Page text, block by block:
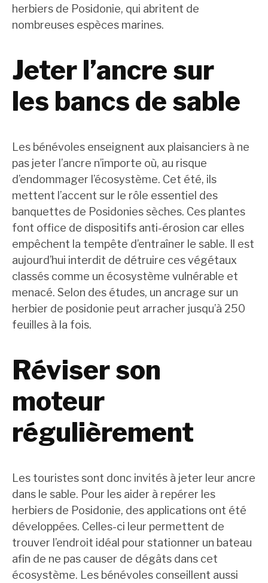
herbiers de Posidonie, qui abritent de
nombreuses espèces marines.
Jeter l’ancre sur
les bancs de sable
Les bénévoles enseignent aux plaisanciers à ne
pas jeter l’ancre n’importe où, au risque
d’endommager l’écosystème. Cet été, ils
mettent l’accent sur le rôle essentiel des
banquettes de Posidonies sèches. Ces plantes
font office de dispositifs anti-érosion car elles
empêchent la tempête d’entraîner le sable. Il est
aujourd’hui interdit de détruire ces végétaux
classés comme un écosystème vulnérable et
menacé. Selon des études, un ancrage sur un
herbier de posidonie peut arracher jusqu’à 250
feuilles à la fois.
Réviser son
moteur
régulièrement
Les touristes sont donc invités à jeter leur ancre
dans le sable. Pour les aider à repérer les
herbiers de Posidonie, des applications ont été
développées. Celles-ci leur permettent de
trouver l’endroit idéal pour stationner un bateau
afin de ne pas causer de dégâts dans cet
écosystème. Les bénévoles conseillent aussi